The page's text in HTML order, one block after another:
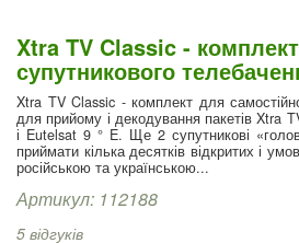
Xtra TV Classic -
супутникового
Xtra TV Classic - комплект для
для прийому і декодування пакетів Xtra
і Eutelsat 9 ° E. Ще 2 супутникові
приймати кілька десятків відкритих і
російською та українською...
Артикул: 112188
5 відгуків